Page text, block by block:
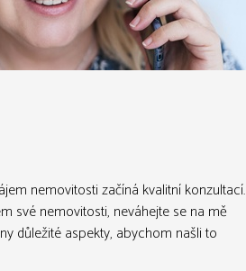
nemovitosti začíná kvalitní konzultací.
své nemovitosti, neváhejte se na mě
důležité aspekty, abychom našli to